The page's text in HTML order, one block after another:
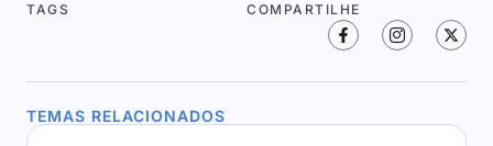
TAGS COMPARTILHE
TEMAS RELACIONADOS